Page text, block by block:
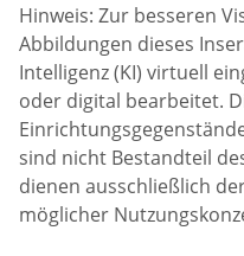
Hinweis: Zur besseren
Abbildungen dieses
Intelligenz (KI) virtuell
oder digital bearbeitet.
sind nicht Bestandteil
dienen ausschließlich
möglicher